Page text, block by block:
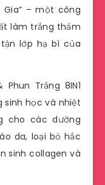
Gia” – một công
làm trắng thẩm
lớp hạ bì của
Trắng 8IN1
sinh học và nhiệt
cho các dưỡng
da, loại bỏ hắc
sinh collagen và